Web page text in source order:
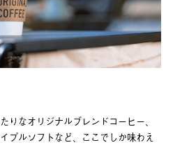
りなオリジナルブレンドコーヒー、
プルソフトなど、ここでしか味わえ